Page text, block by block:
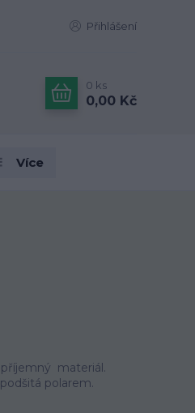
Přihlášení
0 ks
0,00 Kč
Více
příjemný materiál.
polarem.